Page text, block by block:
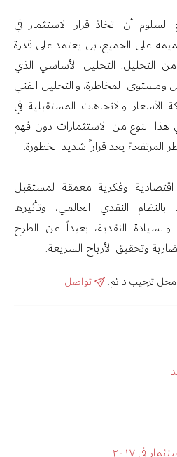
أن اتخاذ قرار الاستثمار في
على الجميع، بل يعتمد على قدرة
التحليل: التحليل الأساسي الذي
ومستوى المخاطرة، والتحليل الفني
والاتجاهات المستقبلية في
هذا النوع من الاستثمارات دون فهم
المرتفعة يعد قراراً شديد الخطورة.
اقتصادية وفكرية معمقة لمستقبل
النقدي العالمي، وتأثيرها
النقدية، بعيداً عن الطرح
وتحقيق الأرباح السريعة.
محل ترحيب دائم. تواصل